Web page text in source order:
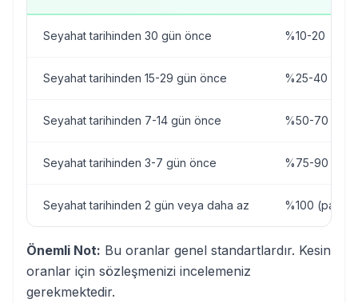
Seyahat tarihinden 30 gün önce %10-20
Seyahat tarihinden 15-29 gün önce %25-40
Seyahat tarihinden 7-14 gün önce %50-70
Seyahat tarihinden 3-7 gün önce %75-90
Seyahat tarihinden 2 gün veya daha az %100 (para
Önemli Not: Bu oranlar genel standartlardır. Kesin
oranlar için sözleşmenizi incelemeniz
gerekmektedir.